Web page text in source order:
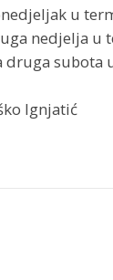
u
nedjelja u
druga
Ignjatić